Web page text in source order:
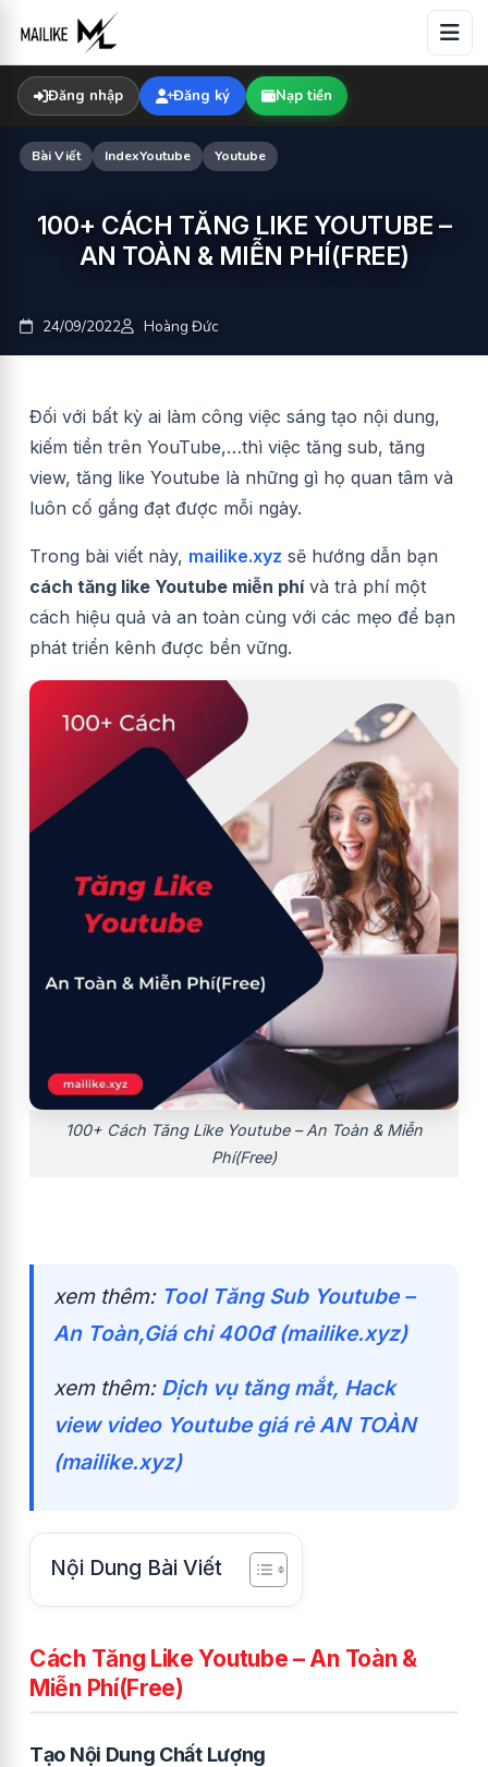
content
Đăng nhập Đăng ký Nạp tiền
Bài Viết IndexYoutube Youtube
100+ CÁCH TĂNG LIKE YOUTUBE –
AN TOÀN & MIỄN PHÍ(FREE)
24/09/2022 Hoàng Đức
Đối với bất kỳ ai làm công việc sáng tạo nội dung,
kiếm tiền trên YouTube,…thì việc tăng sub, tăng
view, tăng like Youtube là những gì họ quan tâm và
luôn cố gắng đạt được mỗi ngày.
Trong bài viết này, mailike.xyz sẽ hướng dẫn bạn
cách tăng like Youtube miễn phívà trả phí một
cách hiệu quả và an toàn cùng với các mẹo để bạn
phát triển kênh được bền vững.
100+ Cách Tăng Like Youtube – An Toàn & Miễn
Phí(Free)
xem thêm: Tool Tăng Sub Youtube –
An Toàn,Giá chỉ 400đ (mailike.xyz)
xem thêm: Dịch vụ tăng mắt, Hack
view video Youtube giá rẻ AN TOÀN
(mailike.xyz)
Nội Dung Bài Viết
Cách Tăng Like Youtube – An Toàn &
Miễn Phí(Free)
Tạo Nội Dung Chất Lượng